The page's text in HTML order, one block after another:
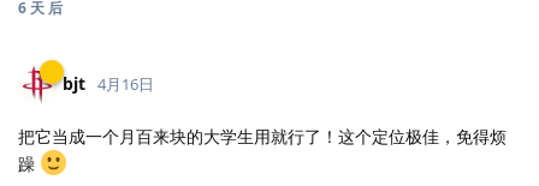
6 天 后
bjt 4月16日
把它当成一个月百来块的大学生用就行了！这个定位极佳，免得烦
躁